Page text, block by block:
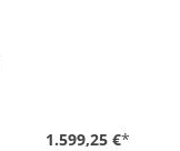
1.599,25 €*